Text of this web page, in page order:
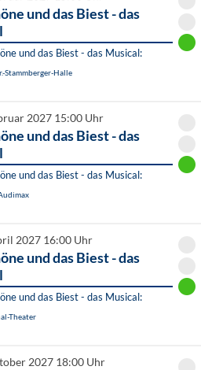
und das Biest - das
und das Biest - das Musical:
Stammberger-Halle
2027 15:00 Uhr
und das Biest - das
und das Biest - das Musical:
2027 16:00 Uhr
und das Biest - das
und das Biest - das Musical:
Theater
2027 18:00 Uhr